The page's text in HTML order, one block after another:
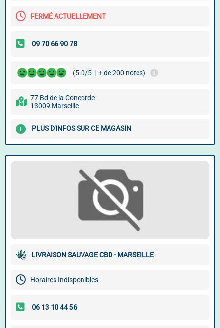
FERMÉ ACTUELLEMENT
(5.0/5 | + de 200 notes)
77 Bd de la Concorde
13009 Marseille
PLUS D'INFOS SUR CE MAGASIN
LIVRAISON SAUVAGE CBD - MARSEILLE
Horaires Indisponibles